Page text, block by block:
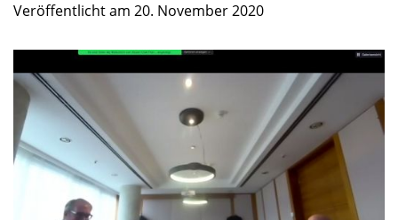
Veröffentlicht am 20. November 2020